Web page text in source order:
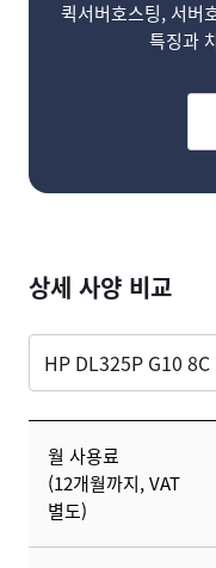
퀵서버호스팅, 서버
특징과
상세 사양 비교
월 사용료
(12개월까지, VAT
별도)